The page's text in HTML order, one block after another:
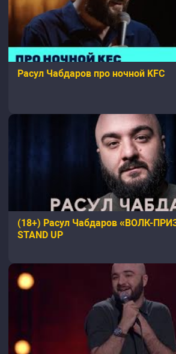
Расул Чабдаров про ночной KFC
(18+) Расул Чабдаров «ВОЛК-
STAND UP